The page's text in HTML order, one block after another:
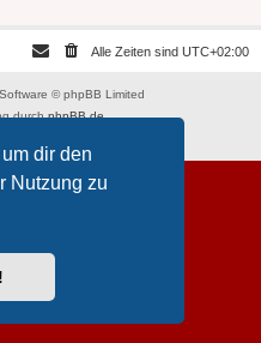
dir den
Nutzung zu
Alle Zeiten sind UTC+02:00
© phpBB Limited
durchphpBB.de